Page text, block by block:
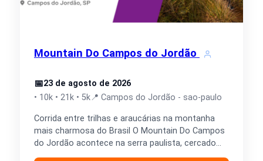
Mountain Do Campos do Jordão
📅23 de agosto de 2026
• 10k • 21k • 5k📍 Campos do Jordão - sao-paulo
Corrida entre trilhas e araucárias na montanha
mais charmosa do Brasil O Mountain Do Campos
do Jordão acontece na serra paulista, cercado
por montanhas,…